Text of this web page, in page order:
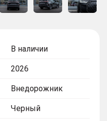
В наличии
2026
Внедорожник
Черный